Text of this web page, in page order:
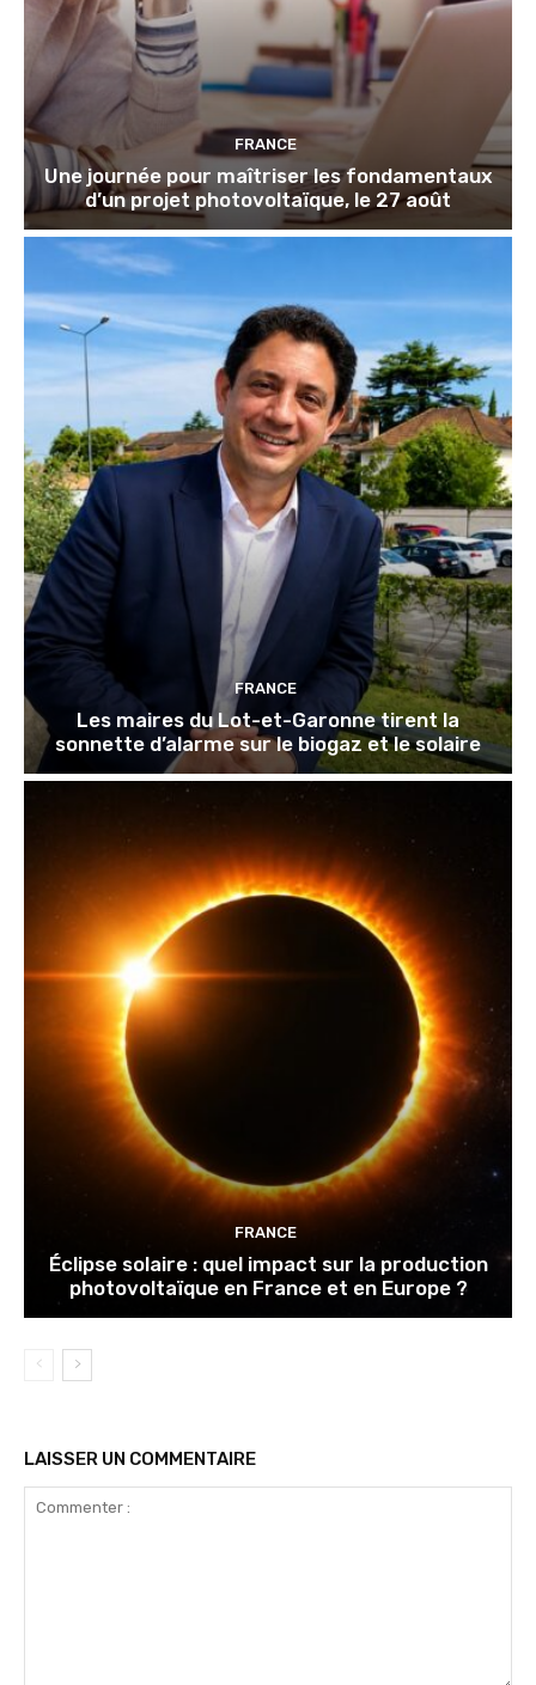
FRANCE
Une journée pour maîtriser les fondamentaux
d’un projet photovoltaïque, le 27 août
FRANCE
Les maires du Lot-et-Garonne tirent la
sonnette d’alarme sur le biogaz et le solaire
FRANCE
Éclipse solaire : quel impact sur la production
photovoltaïque en France et en Europe ?
LAISSER UN COMMENTAIRE